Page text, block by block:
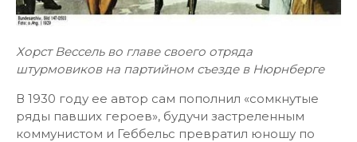
Хорст Вессель во главе своего отряда
штурмовиков на партийном съезде в Нюрнберге
В 1930 году ее автор сам пополнил «сомкнутые
ряды павших героев», будучи застреленным
коммунистом и Геббельс превратил юношу по